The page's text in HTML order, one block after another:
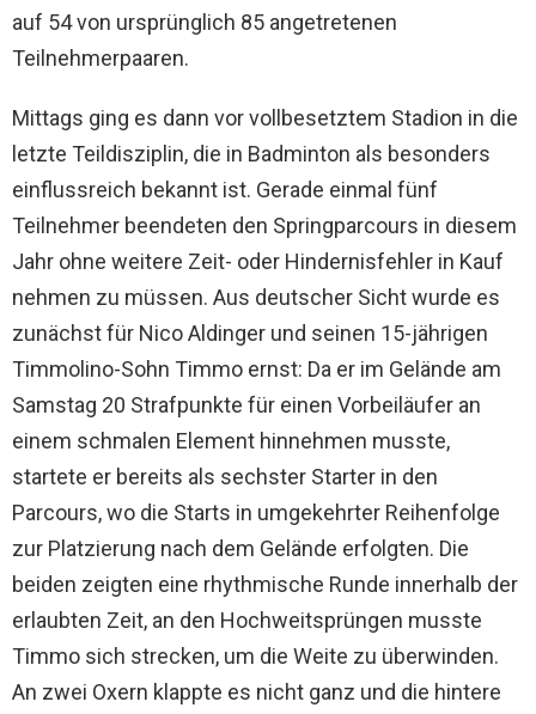
auf 54 von ursprünglich 85 angetretenen
Teilnehmerpaaren.
Mittags ging es dann vor vollbesetztem Stadion in die
letzte Teildisziplin, die in Badminton als besonders
einflussreich bekannt ist. Gerade einmal fünf
Teilnehmer beendeten den Springparcours in diesem
Jahr ohne weitere Zeit- oder Hindernisfehler in Kauf
nehmen zu müssen. Aus deutscher Sicht wurde es
zunächst für Nico Aldinger und seinen 15-jährigen
Timmolino-Sohn Timmo ernst: Da er im Gelände am
Samstag 20 Strafpunkte für einen Vorbeiläufer an
einem schmalen Element hinnehmen musste,
startete er bereits als sechster Starter in den
Parcours, wo die Starts in umgekehrter Reihenfolge
zur Platzierung nach dem Gelände erfolgten. Die
beiden zeigten eine rhythmische Runde innerhalb der
erlaubten Zeit, an den Hochweitsprüngen musste
Timmo sich strecken, um die Weite zu überwinden.
An zwei Oxern klappte es nicht ganz und die hintere